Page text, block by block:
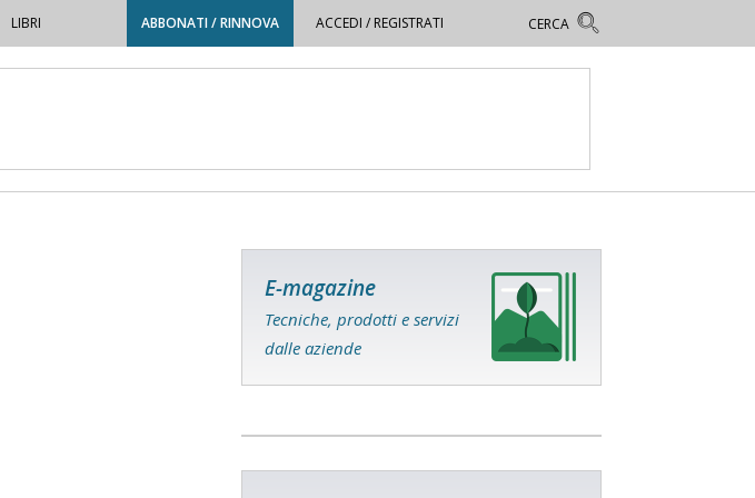
LIBRI ABBONATI / RINNOVA ACCEDI / REGISTRATI
E-magazine
Tecniche, prodotti e servizi
dalle aziende